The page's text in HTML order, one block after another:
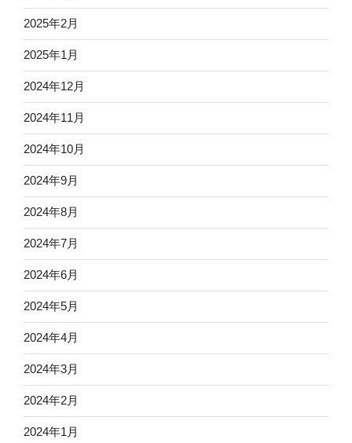
2025年2月
2025年1月
2024年12月
2024年11月
2024年10月
2024年9月
2024年8月
2024年7月
2024年6月
2024年5月
2024年4月
2024年3月
2024年2月
2024年1月